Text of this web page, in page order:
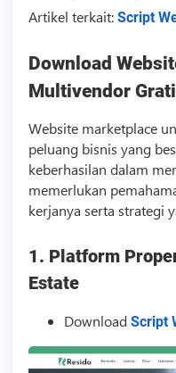
Artikel terkait: Script
Download
Multivendor
Website marketplace
peluang bisnis yang
keberhasilan dalam
memerlukan
kerjanya serta strategi
1. Platform
Estate
Download Script